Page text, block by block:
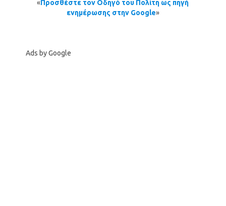
«Προσθέστε τον Οδηγό του Πολίτη ως πηγή
ενημέρωσης στην Google»
Ads by Google